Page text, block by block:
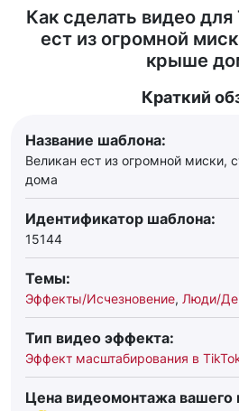
Как сделать видео для
ест из огромной
крыше
Краткий
Название шаблона:
Великан ест из огромной миски,
дома
Идентификатор шаблона:
15144
Темы:
Эффекты/Исчезновение, Люди/
Тип видео эффекта:
Эффект масштабирования в
Цена видеомонтажа вашего